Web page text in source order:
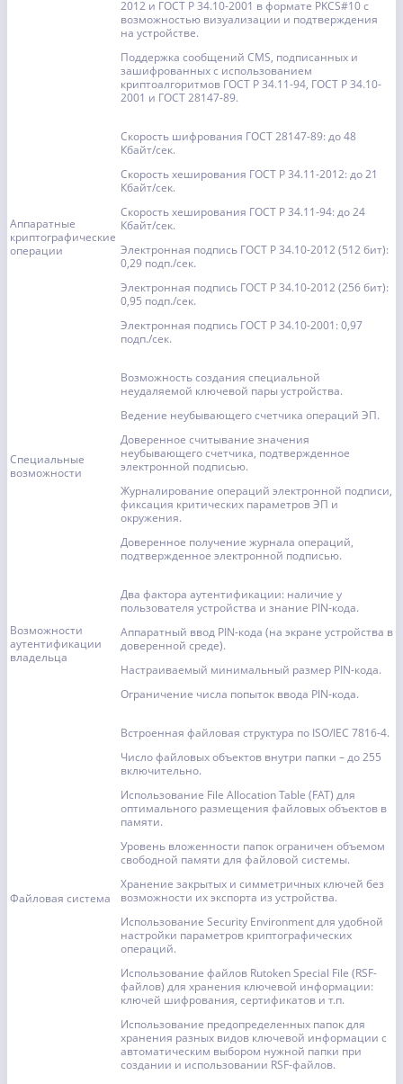
2012 и ГОСТ Р 34.10-2001 в формате PKCS#10 с
возможностью визуализации и подтверждения
на устройстве.
Поддержка сообщений CMS, подписанных и
зашифрованных с использованием
криптоалгоритмов ГОСТ Р 34.11-94, ГОСТ Р 34.10-
2001 и ГОСТ 28147-89.
Аппаратные
криптографические
операции
Скорость шифрования ГОСТ 28147-89: до 48
Кбайт/сек.
Скорость хеширования ГОСТ Р 34.11-2012: до 21
Кбайт/сек.
Скорость хеширования ГОСТ Р 34.11-94: до 24
Кбайт/сек.
Электронная подпись ГОСТ Р 34.10-2012 (512 бит):
0,29 подп./сек.
Электронная подпись ГОСТ Р 34.10-2012 (256 бит):
0,95 подп./сек.
Электронная подпись ГОСТ Р 34.10-2001: 0,97
подп./сек.
Специальные
возможности
Возможность создания специальной
неудаляемой ключевой пары устройства.
Ведение неубывающего счетчика операций ЭП.
Доверенное считывание значения
неубывающего счетчика, подтвержденное
электронной подписью.
Журналирование операций электронной подписи,
фиксация критических параметров ЭП и
окружения.
Доверенное получение журнала операций,
подтвержденное электронной подписью.
Возможности
аутентификации
владельца
Два фактора аутентификации: наличие у
пользователя устройства и знание PIN-кода.
Аппаратный ввод PIN-кода (на экране устройства в
доверенной среде).
Настраиваемый минимальный размер PIN-кода.
Ограничение числа попыток ввода PIN-кода.
Файловая система
Встроенная файловая структура по ISO/IEC 7816-4.
Число файловых объектов внутри папки – до 255
включительно.
Использование File Allocation Table (FAT) для
оптимального размещения файловых объектов в
памяти.
Уровень вложенности папок ограничен объемом
свободной памяти для файловой системы.
Хранение закрытых и симметричных ключей без
возможности их экспорта из устройства.
Использование Security Environment для удобной
настройки параметров криптографических
операций.
Использование файлов Rutoken Special File (RSF-
файлов) для хранения ключевой информации:
ключей шифрования, сертификатов и т.п.
Использование предопределенных папок для
хранения разных видов ключевой информации с
автоматическим выбором нужной папки при
создании и использовании RSF-файлов.